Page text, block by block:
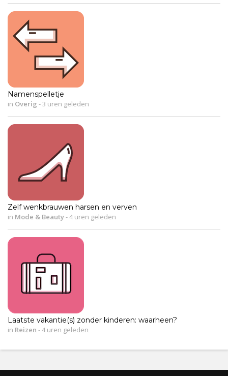
Namenspelletje
in Overig -3 uren geleden
Zelf wenkbrauwen harsen en verven
in Mode & Beauty-4 uren geleden
Laatste vakantie(s) zonder kinderen: waarheen?
in Reizen -4 uren geleden